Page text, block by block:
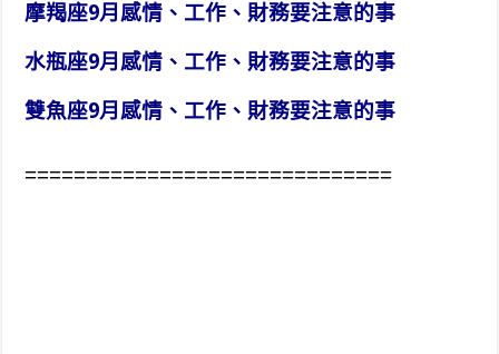
摩羯座9月感情、工作、財務要注意的事
水瓶座9月感情、工作、財務要注意的事
雙魚座9月感情、工作、財務要注意的事
==============================